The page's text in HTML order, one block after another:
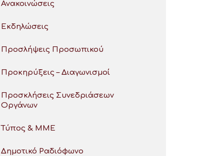
Ανακοινώσεις
Εκδηλώσεις
Προσλήψεις Προσωπικού
Προκηρύξεις – Διαγωνισμοί
Προσκλήσεις Συνεδριάσεων
Οργάνων
Τύπος & ΜΜΕ
Δημοτικό Ραδιόφωνο